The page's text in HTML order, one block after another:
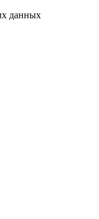
данных